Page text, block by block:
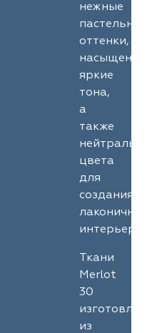
нежные
оттенки,
яркие
тона,
а
также
цвета
для
создания
Ткани
Merlot
30
из